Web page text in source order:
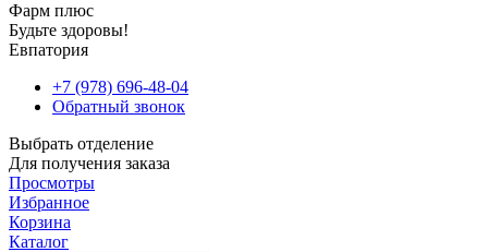
Фарм плюс
Будьте здоровы!
Евпатория
+7 (978) 696-48-04
Обратный звонок
Выбрать отделение
Для получения заказа
Просмотры
Избранное
Корзина
Каталог